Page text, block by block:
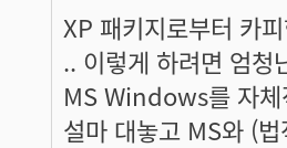
XP 패키지로부터 카
.. 이렇게 하려면 엄청
MS Windows를 자체
설마 대놓고 MS와 (